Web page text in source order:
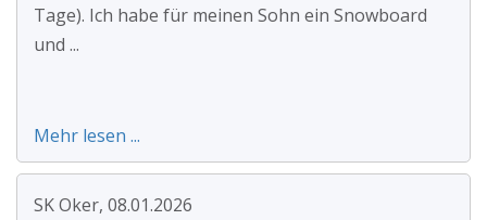
Tage). Ich habe für meinen Sohn ein Snowboard
und ...
Mehr lesen ...
SK Oker, 08.01.2026